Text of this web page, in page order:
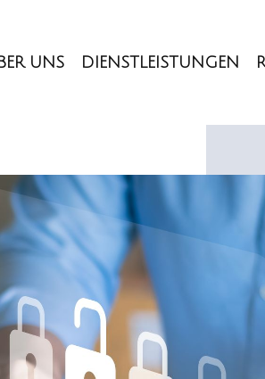
UNS DIENSTLEISTUNGEN